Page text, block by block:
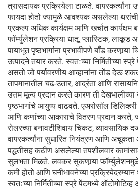
त्रासदायक प्रक्रियेला टाळते. वापरकर्त्यांना
फायदा होतो ज्यामुळे आवश्यक असलेल्या
प्रकल्प अधिक कार्यक्षम आणि खर्चात कार्यक्षम
फॉर्म्युलेशन प्रक्रिया धातू, प्लास्टिक, लाकूड
पायाभूत पृष्ठभागांना प्रभावीपणे बाँड करणार्‍या
उत्पादने तयार करते. स्वतःच्या निर्मितीच्या
असतो जो पर्यावरणीय आव्हानांना तोंड देऊ
तापमानातील चढ-उतार, आर्द्रता आणि
उत्तम मूल्य प्रदान करते कारण ती
पृष्ठभागांचे आयुष्य वाढवते. एअरोसॉल
आणि कणांच्या आकाराचे वितरण प्रदान करते,
रोलरच्या बनावटीशिवाय चिकट, व्यावसायिक
वापरकर्त्यांना सुधारित नियंत्रण आणि
पद्धतींसह कठीण असलेल्या तपशीलवार
सुलभता मिळते. लवकर सुकणार्‍या
कमी होतो आणि घनीभावनेच्या
स्वतःच्या निर्मितीच्या स्प्रे पेंटमध्ये ऑटोमोटिव्ह